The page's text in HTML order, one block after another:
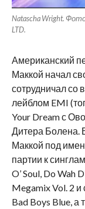
Natascha Wright.
LTD.
Американский
Маккой начал
сотрудничал со
лейблом EMI
Your Dream с
Дитера Болена.
Маккой под
партии к
O’ Soul, Do Wah
Megamix Vol. 2 и
Bad Boys Blue, а